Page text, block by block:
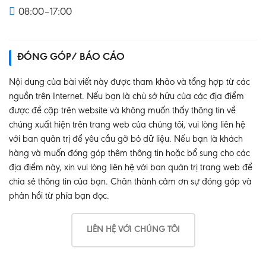
08:00–17:00
ĐÓNG GÓP/ BÁO CÁO
Nội dung của bài viết này được tham khảo và tổng hợp từ các
nguồn trên Internet. Nếu bạn là chủ sở hữu của các địa điểm
được đề cập trên website và không muốn thấy thông tin về
chúng xuất hiện trên trang web của chúng tôi, vui lòng liên hệ
với ban quản trị để yêu cầu gỡ bỏ dữ liệu. Nếu bạn là khách
hàng và muốn đóng góp thêm thông tin hoặc bổ sung cho các
địa điểm này, xin vui lòng liên hệ với ban quản trị trang web để
chia sẻ thông tin của bạn. Chân thành cảm ơn sự đóng góp và
phản hồi từ phía bạn đọc.
LIÊN HỆ VỚI CHÚNG TÔI